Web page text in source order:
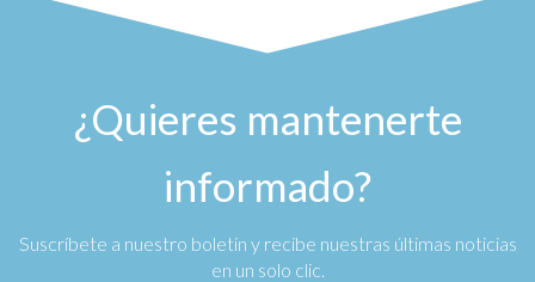
¿Quieres mantenerte
informado?
Suscríbete a nuestro boletín y recibe nuestras últimas noticias
en un solo clic.